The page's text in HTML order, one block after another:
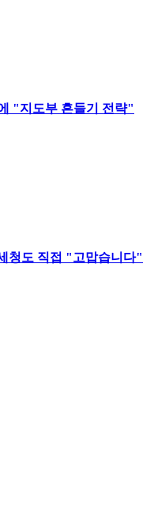
"지도부 흔들기 전략"
청도 직접 "고맙습니다"